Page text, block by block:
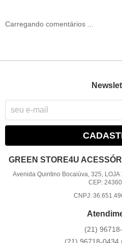
Carregando comentários ...
GREEN STORE4U
Avenida Quintino Bocaiúva, 325, LOJA
CEP:
CNPJ:
(21)